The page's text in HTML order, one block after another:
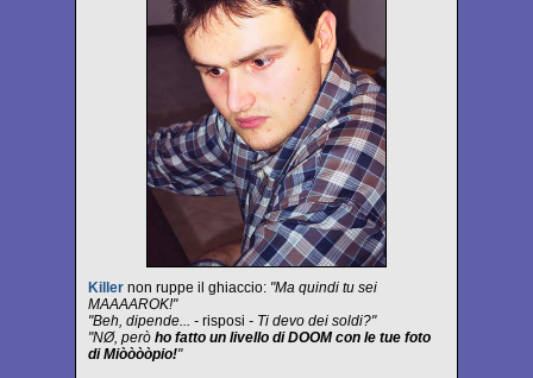
Killer non ruppe il ghiaccio: "Ma quindi tu sei
MAAAAROK!"
"Beh, dipende... - risposi - Ti devo dei soldi?"
"NØ, però ho fatto un livello di DOOM con le tue foto
di Miòòòòpio!"